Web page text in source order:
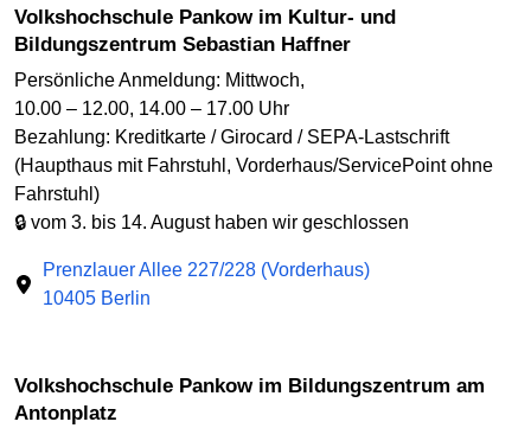
Volkshochschule Pankow im Kultur- und
Bildungszentrum Sebastian Haffner
Persönliche Anmeldung: Mittwoch,
10.00 – 12.00, 14.00 – 17.00 Uhr
Bezahlung: Kreditkarte / Girocard / SEPA-Lastschrift
(Haupthaus mit Fahrstuhl, Vorderhaus/ServicePoint ohne
Fahrstuhl)
🔒 vom 3. bis 14. August haben wir geschlossen
Prenzlauer Allee 227/228 (Vorderhaus)
10405 Berlin
Volkshochschule Pankow im Bildungszentrum am
Antonplatz